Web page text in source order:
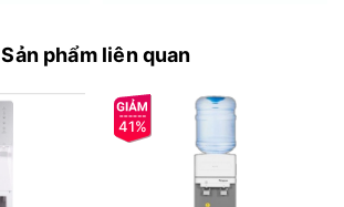
Sản phẩm liên quan
41%